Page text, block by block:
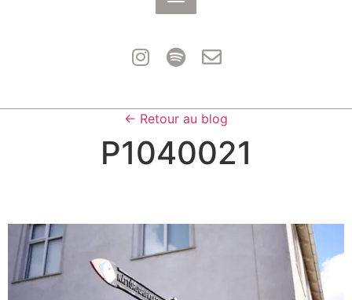
← Retour au blog
P1040021